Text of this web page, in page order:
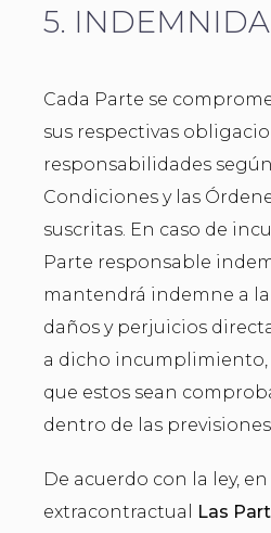
5.
Cada Parte se
sus respectivas
responsabilidades
Condiciones y las
suscritas. En caso de
Parte responsable
mantendrá indemne a
daños y perjuicios
a dicho incumplimiento,
que estos sean
dentro de las
De acuerdo con la ley,
extracontractual
Las